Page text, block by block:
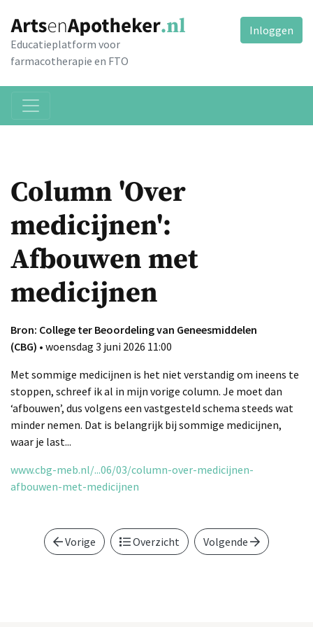
Educatieplatform voor
farmacotherapie en FTO
Inloggen
Column 'Over
medicijnen':
Afbouwen met
medicijnen
Bron: College ter Beoordeling van Geneesmiddelen
(CBG) • woensdag 3 juni 2026 11:00
Met sommige medicijnen is het niet verstandig om ineens te
stoppen, schreef ik al in mijn vorige column. Je moet dan
‘afbouwen’, dus volgens een vastgesteld schema steeds wat
minder nemen. Dat is belangrijk bij sommige medicijnen,
waar je last...
www.cbg-meb.nl/...06/03/column-over-medicijnen-
afbouwen-met-medicijnen
Vorige Overzicht Volgende